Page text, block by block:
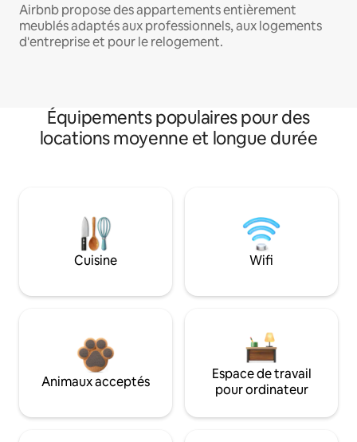
Airbnb propose des appartements entièrement
meublés adaptés aux professionnels, aux logements
d'entreprise et pour le relogement.
Équipements populaires pour des
locations moyenne et longue durée
Cuisine Wifi
Animaux acceptés
Espace de travail
pour ordinateur